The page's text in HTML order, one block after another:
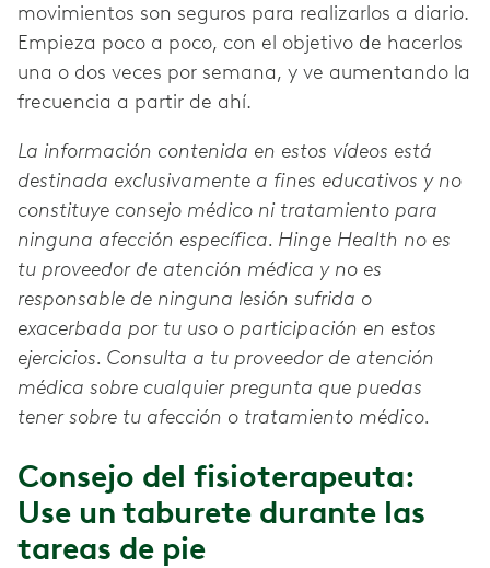
movimientos son seguros para realizarlos a diario.
Empieza poco a poco, con el objetivo de hacerlos
una o dos veces por semana, y ve aumentando la
frecuencia a partir de ahí.
La información contenida en estos vídeos está
destinada exclusivamente a fines educativos y no
constituye consejo médico ni tratamiento para
ninguna afección específica. Hinge Health no es
tu proveedor de atención médica y no es
responsable de ninguna lesión sufrida o
exacerbada por tu uso o participación en estos
ejercicios. Consulta a tu proveedor de atención
médica sobre cualquier pregunta que puedas
tener sobre tu afección o tratamiento médico.
Consejo del fisioterapeuta:
Use un taburete durante las
tareas de pie